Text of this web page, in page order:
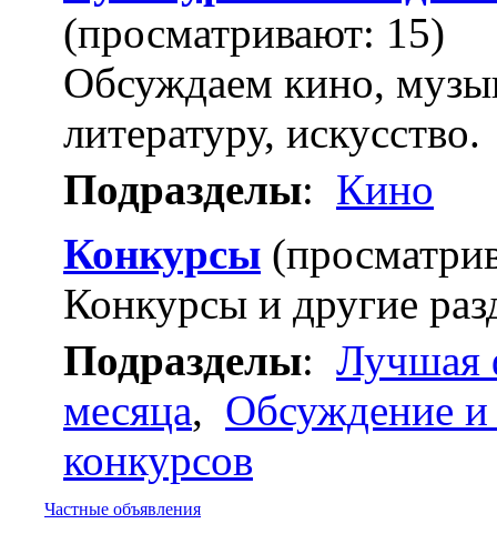
(просматривают: 15)
Обсуждаем кино,
литературу, искусство.
Подразделы: Кино
Конкурсы
Конкурсы и другие
Подразделы: Лучшая
месяца, Обсуждение
конкурсов
Частные объявления